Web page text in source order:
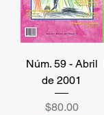
Núm. 59 - Abril
de 2001
Precio
$80.00